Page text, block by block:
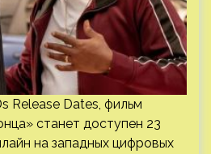
Release Dates, фильм
станет доступен 23
на западных цифровых